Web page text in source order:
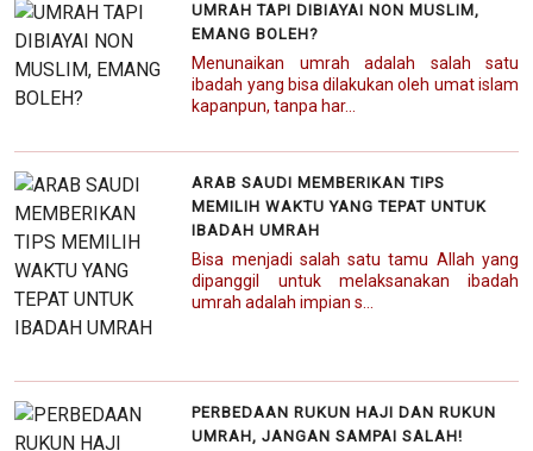
UMRAH TAPI DIBIAYAI NON MUSLIM,
EMANG BOLEH?
Menunaikan umrah adalah salah satu
ibadah yang bisa dilakukan oleh umat islam
kapanpun, tanpa har...
ARAB SAUDI MEMBERIKAN TIPS
MEMILIH WAKTU YANG TEPAT UNTUK
IBADAH UMRAH
Bisa menjadi salah satu tamu Allah yang
dipanggil untuk melaksanakan ibadah
umrah adalah impian s...
PERBEDAAN RUKUN HAJI DAN RUKUN
UMRAH, JANGAN SAMPAI SALAH!